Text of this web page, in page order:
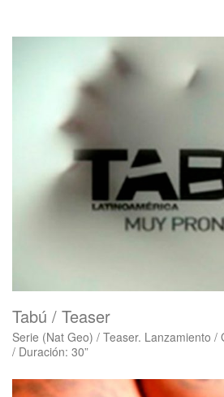
Tabú / Teaser
Serie (Nat Geo) / Teaser. Lanzamiento /
/ Duración: 30”